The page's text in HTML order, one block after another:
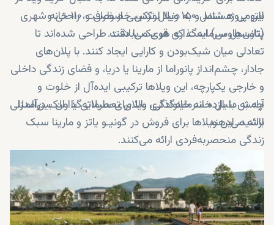
باتومی هستند و به دنبال ترکیبی از ظرافت، راحتی و
پتانسیل سرمایه‌گذاری قوی می‌باشند.
این پروژه شامل ۱۵۰ ویلا لوکس خصوصی و ۱۱۰ خانه شهری
(تاون‌هاوس) است که هر یک با دقت طراحی شده‌اند تا
تعادلی میان شیک‌بودن و کارایی ایجاد کنند. با پلان‌های
جادار، چشم‌انداز پانوراما از مارینا یا دریا، و فضای زندگی داخلی
و خارجی یکپارچه، این ویلاها ترکیبی ایده‌آل از خلوت و
آرامش با بازده سرمایه‌گذاری بالا برای سرمایه‌گذاران بین‌المللی
ارائه می‌دهند.
چه به دنبال خانه خانوادگی، ویلای تعطیلاتی یا ملک درآمدزا
باشید، این ویلاها برای فروش در گونیـو یاتز و مارینا سبک
زندگی منحصربه‌فردی ارائه می‌کنند.